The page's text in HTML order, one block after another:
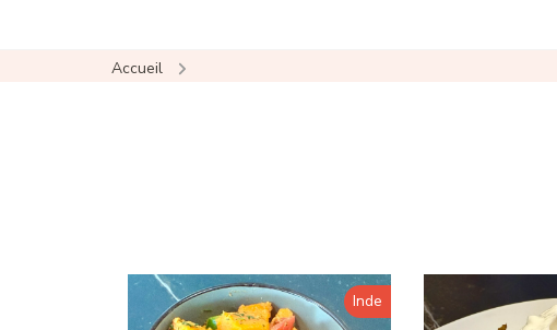
Accueil
Inde